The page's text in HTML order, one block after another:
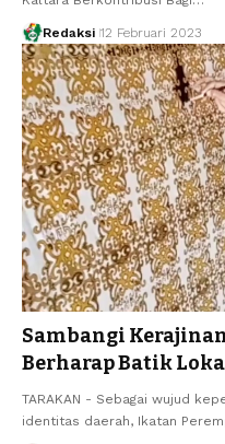
Redaksi 12 Februari 2023
Sambangi
Berharap Batik
TARAKAN - Sebagai wujud
identitas daerah, Ikatan